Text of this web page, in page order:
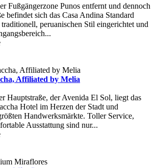
Fußgängerzone Punos entfernt und dennoch
befindet sich das Casa Andina Standard
peruanischen Stil eingerichtet und
Affiliated by Melia
Hauptstraße, der Avenida El Sol, liegt das
Hotel im Herzen der Stadt und
Handwerksmärkte. Toller Service,
Ausstattung sind nur...